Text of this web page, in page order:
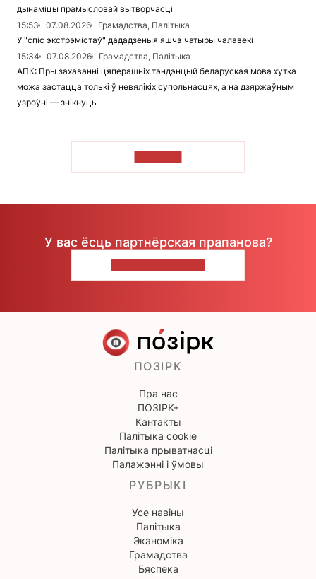
дынаміцы прамысловай вытворчасці
15:53
07.08.2026
Грамадства, Палітыка
У "спіс экстрэмістаў" дададзеныя яшчэ чатыры чалавекі
15:34
07.08.2026
Грамадства, Палітыка
АПК: Пры захаванні цяперашніх тэндэнцый беларуская мова хутка
можа застацца толькі ў невялікіх супольнасцях, а на дзяржаўным
узроўні — знікнуць
У вас ёсць партнёрская прапанова?
ПОЗІРК
Пра нас
ПОЗІРК+
Кантакты
Палітыка cookie
Палітыка прыватнасці
Палажэнні і ўмовы
РУБРЫКІ
Усе навіны
Палітыка
Эканоміка
Грамадства
Бяспека